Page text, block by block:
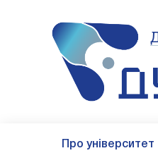
Про університет